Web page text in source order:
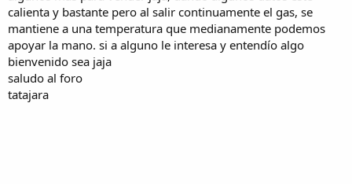
calienta y bastante pero al salir continuamente el gas, se
mantiene a una temperatura que medianamente podemos
apoyar la mano. si a alguno le interesa y entendío algo
bienvenido sea jaja
saludo al foro
tatajara